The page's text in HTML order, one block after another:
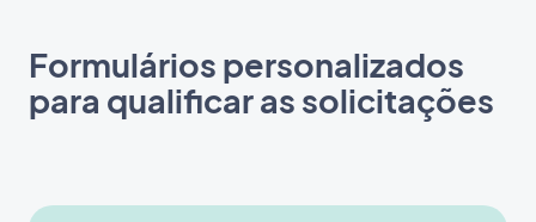
Formulários personalizados
para qualificar as solicitações